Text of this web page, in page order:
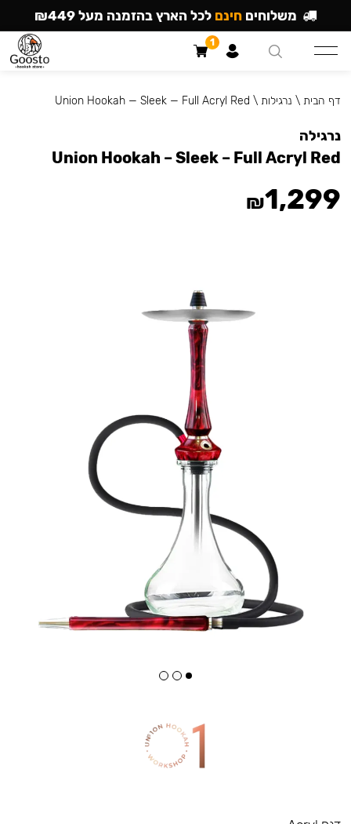
דף הבית \ נרגילות \
Union Hookah — Sleek — Full Acryl Red
נרגילה
Union Hookah – Sleek – Full Acryl Red
₪1,299
משלוחים חינם לכל הארץ בהזמנה מעל ₪449
1